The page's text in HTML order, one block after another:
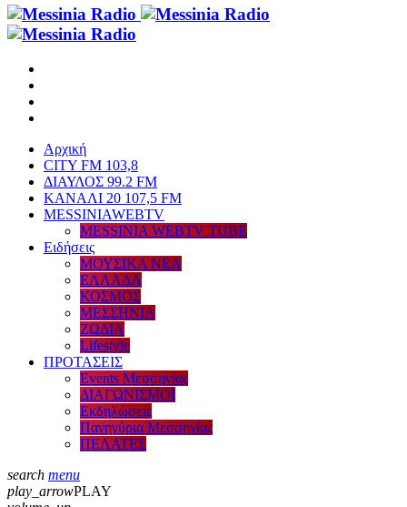
Αρχική
CITY FM 103,8
ΔΙΑΥΛΟΣ 99.2 FM
ΚΑΝΑΛΙ 20 107,5 FM
MESSINIAWEBTV
MESSINIA WEBTV TUBE
Eιδήσεις
ΜΟΥΣΙΚΑ ΝΕΑ
ΕΛΛΑΔΑ
ΚΟΣΜΟΣ
ΜΕΣΣΗΝΙΑ
ΖΩΔΙΑ
Lifestyle
ΠΡΟΤΑΣΕΙΣ
Events Μεσσηνίας
ΔΙΑΓΩΝΙΣΜΟΙ
Εκδηλώσεις
Πανηγύρια Μεσσηνίας
ΠΕΛΑΤΕΣ
search menu
play_arrowPLAY